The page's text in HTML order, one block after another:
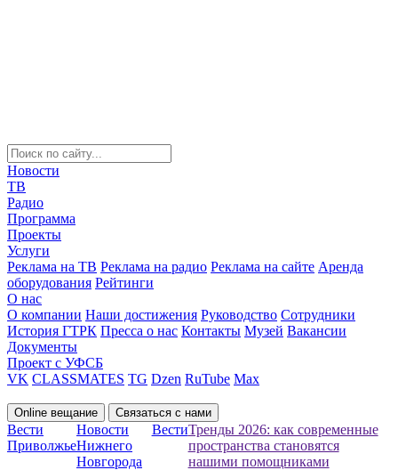
Новости
ТВ
Радио
Программа
Проекты
Услуги
Реклама на ТВ Реклама на радио Реклама на сайте Аренда
оборудования Рейтинги
О нас
О компании Наши достижения Руководство Сотрудники
История ГТРК Пресса о нас Контакты Музей Вакансии
Документы
Проект с УФСБ
VK CLASSMATES TG Dzen RuTube Max
Online вещание Связаться с нами
Вести
Приволжье
Новости
Нижнего
Новгорода
ВестиТренды 2026: как современные
пространства становятся
нашими помощниками